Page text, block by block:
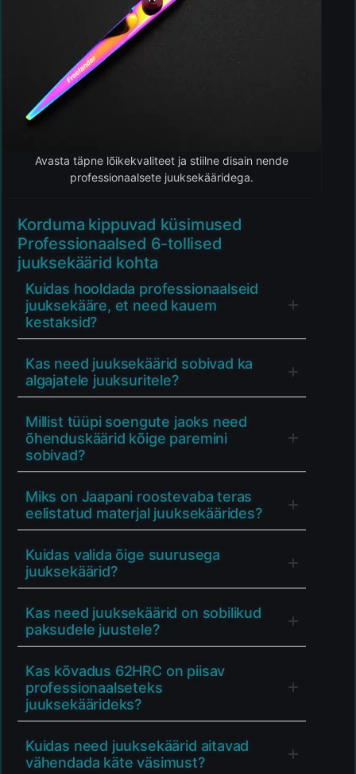
Avasta täpne lõikekvaliteet ja stiilne disain nende
professionaalsete juuksekääridega.
Korduma kippuvad küsimused
Professionaalsed 6-tollised
juuksekäärid kohta
Kuidas hooldada professionaalseid
juuksekääre, et need kauem
kestaksid?
Kas need juuksekäärid sobivad ka
algajatele juuksuritele?
Millist tüüpi soengute jaoks need
õhenduskäärid kõige paremini
sobivad?
Miks on Jaapani roostevaba teras
eelistatud materjal juuksekäärides?
Kuidas valida õige suurusega
juuksekäärid?
Kas need juuksekäärid on sobilikud
paksudele juustele?
Kas kõvadus 62HRC on piisav
professionaalseteks
juuksekäärideks?
Kuidas need juuksekäärid aitavad
vähendada käte väsimust?